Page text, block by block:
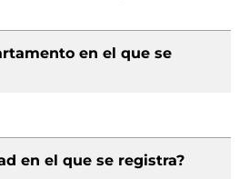
en el que se
en el que se registra?